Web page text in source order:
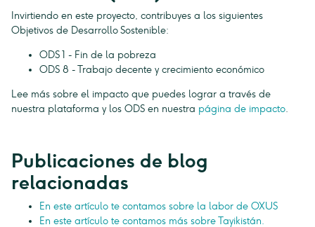
Invirtiendo en este proyecto, contribuyes a los siguientes
Objetivos de Desarrollo Sostenible:
ODS 1 - Fin de la pobreza
ODS 8 - Trabajo decente y crecimiento económico
Lee más sobre el impacto que puedes lograr a través de
nuestra plataforma y los ODS en nuestra página de impacto.
Publicaciones de blog
relacionadas
En este artículo te contamos sobre la labor de OXUS
En este artículo te contamos más sobre Tayikistán.